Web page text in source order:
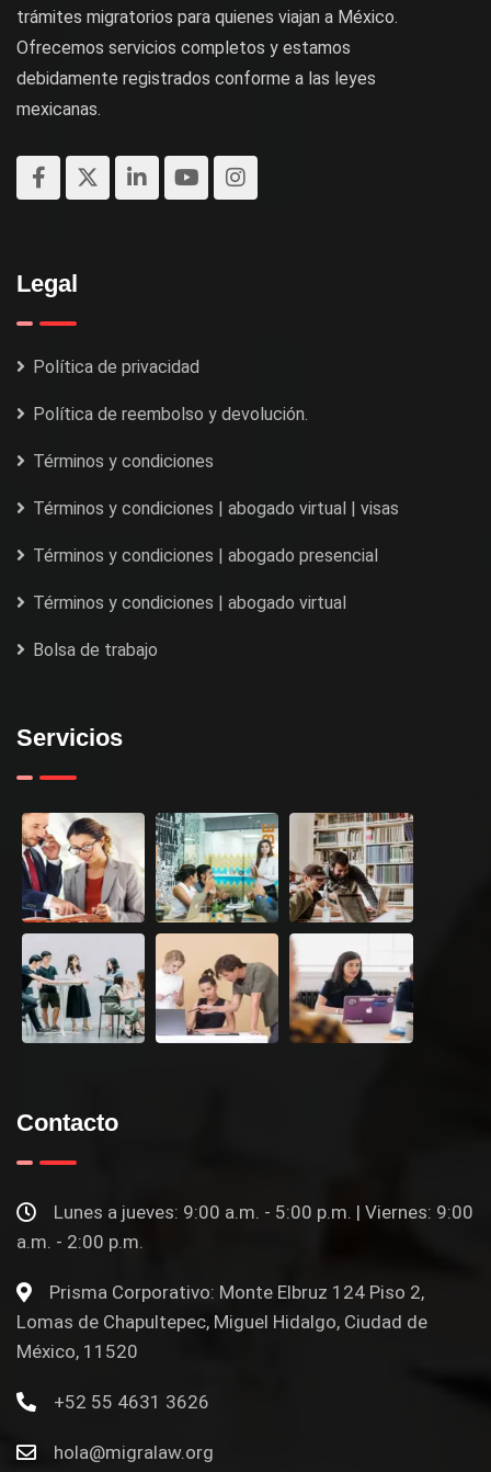
trámites migratorios para quienes viajan a México.
Ofrecemos servicios completos y estamos
debidamente registrados conforme a las leyes
mexicanas.
Legal
Política de privacidad
Política de reembolso y devolución.
Términos y condiciones
Términos y condiciones | abogado virtual | visas
Términos y condiciones | abogado presencial
Términos y condiciones | abogado virtual
Bolsa de trabajo
Servicios
Contacto
Lunes a jueves: 9:00 a.m. - 5:00 p.m. | Viernes: 9:00
a.m. - 2:00 p.m.
Prisma Corporativo: Monte Elbruz 124 Piso 2,
Lomas de Chapultepec, Miguel Hidalgo, Ciudad de
México, 11520
+52 55 4631 3626
hola@migralaw.org